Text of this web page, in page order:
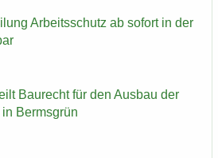
Ar­beits­schutz ab so­fort in der
Bau­recht für den Aus­bau der
Berms­grün